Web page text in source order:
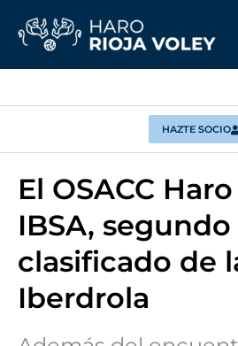
HAZTE SOCIO
El OSACC
IBSA, segundo
clasificado de
Iberdrola